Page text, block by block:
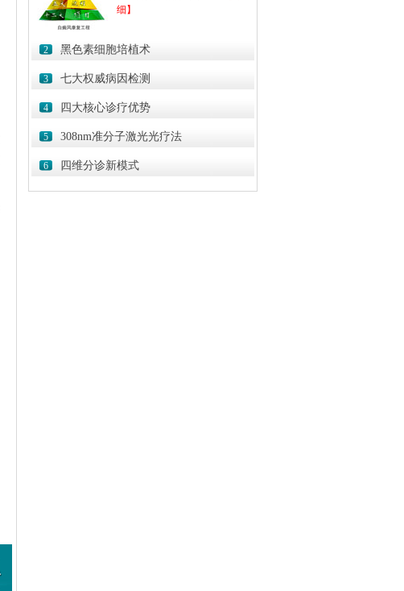
细】
2 黑色素细胞培植术
3 七大权威病因检测
4 四大核心诊疗优势
5 308nm准分子激光光疗法
6 四维分诊新模式